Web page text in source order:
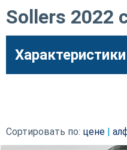
Sollers 2022
Характеристики
Сортировать по: цене